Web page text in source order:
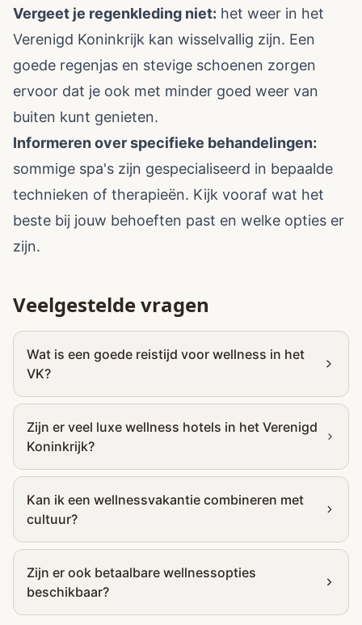
Vergeet je regenkleding niet: het weer in het
Verenigd Koninkrijk kan wisselvallig zijn. Een
goede regenjas en stevige schoenen zorgen
ervoor dat je ook met minder goed weer van
buiten kunt genieten.
Informeren over specifieke behandelingen:
sommige spa's zijn gespecialiseerd in bepaalde
technieken of therapieën. Kijk vooraf wat het
beste bij jouw behoeften past en welke opties er
zijn.
Veelgestelde vragen
Wat is een goede reistijd voor wellness in het
VK?
Zijn er veel luxe wellness hotels in het Verenigd
Koninkrijk?
Kan ik een wellnessvakantie combineren met
cultuur?
Zijn er ook betaalbare wellnessopties
beschikbaar?